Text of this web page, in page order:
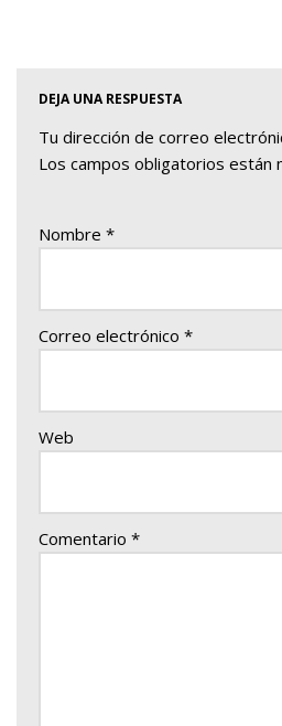
DEJA UNA RESPUESTA
Tu dirección de correo
Los campos obligatorios están
Nombre *
Correo electrónico *
Web
Comentario *